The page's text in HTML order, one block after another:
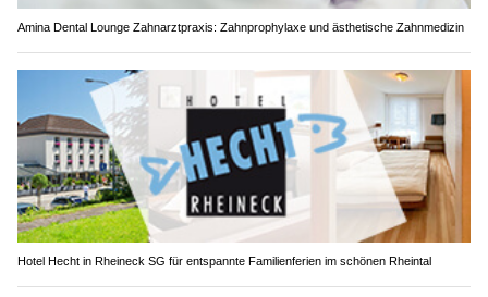
Amina Dental Lounge Zahnarztpraxis: Zahnprophylaxe und ästhetische Zahnmedizin
Hotel Hecht in Rheineck SG für entspannte Familienferien im schönen Rheintal